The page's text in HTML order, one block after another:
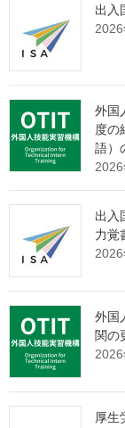
報道関係者各位
技能実習
出入国在留管理庁
有限会社アサヒ、
社、有限会社サイ
装、有限会社四島
式会社トニーズ・
社、雄輝工業有限
知しました。
出入
外国
度の
語）
出入
力覚
外国
関の
厚生